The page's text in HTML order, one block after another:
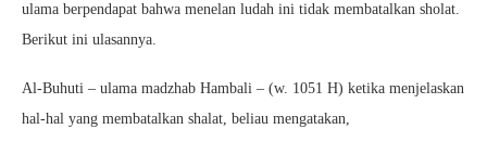
ulama berpendapat bahwa menelan ludah ini tidak membatalkan sholat.
Berikut ini ulasannya.
Al-Buhuti – ulama madzhab Hambali – (w. 1051 H) ketika menjelaskan
hal-hal yang membatalkan shalat, beliau mengatakan,